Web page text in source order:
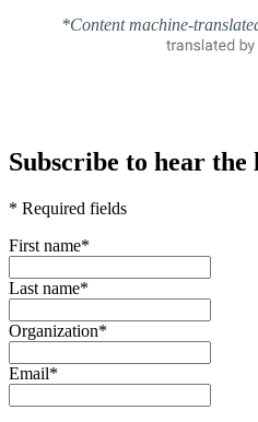
*Content machine-
Subscribe to hear
* Required fields
First name*
Last name*
Organization*
Email*